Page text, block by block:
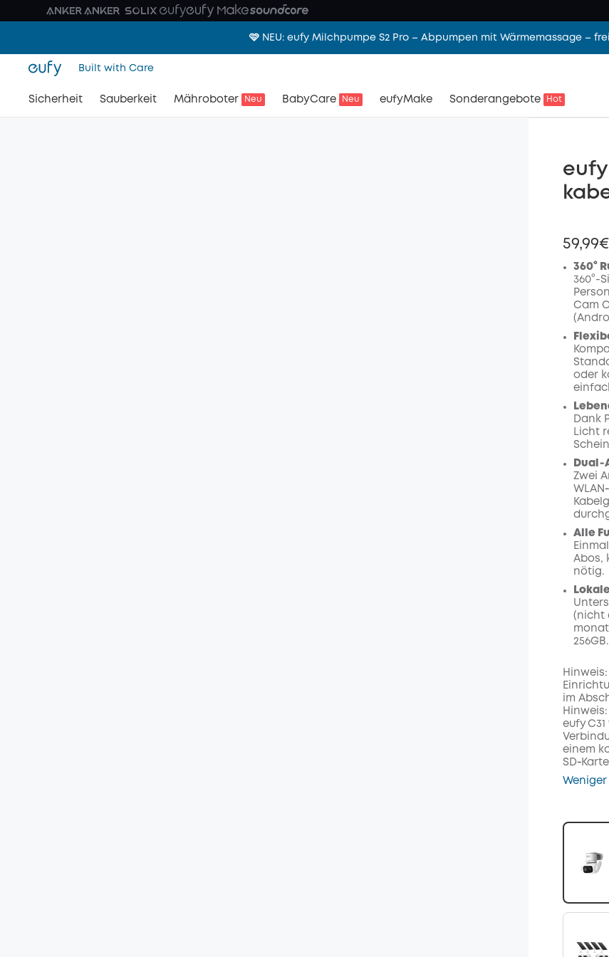
🩷 NEU: eufy Milchpumpe S2 Pro – Abpumpen mit Wärmemassage –
Built with Care
Sicherheit Sauberkeit Mähroboter Neu BabyCare Neu eufyMake Sonderangebote Hot
eufy
59,99€
360°
360°-
Cam
oder
Dank
Licht
Zwei
Alle
Abos,
nötig.
(nicht
256GB.
im
eufy
einem
Weniger